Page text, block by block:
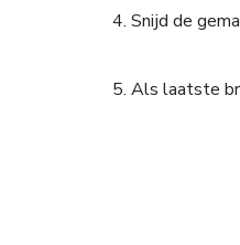
4. Snijd de
5. Als laatste